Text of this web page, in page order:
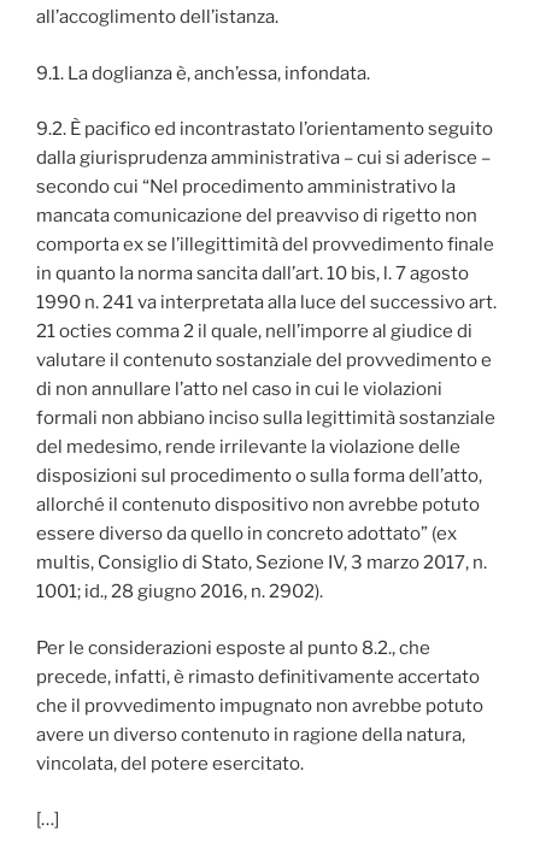
all’accoglimento dell’istanza.
9.1. La doglianza è, anch’essa, infondata.
9.2. È pacifico ed incontrastato l’orientamento seguito
dalla giurisprudenza amministrativa – cui si aderisce –
secondo cui “Nel procedimento amministrativo la
mancata comunicazione del preavviso di rigetto non
comporta ex se l’illegittimità del provvedimento finale
in quanto la norma sancita dall’art. 10 bis, l. 7 agosto
1990 n. 241 va interpretata alla luce del successivo art.
21 octies comma 2 il quale, nell’imporre al giudice di
valutare il contenuto sostanziale del provvedimento e
di non annullare l’atto nel caso in cui le violazioni
formali non abbiano inciso sulla legittimità sostanziale
del medesimo, rende irrilevante la violazione delle
disposizioni sul procedimento o sulla forma dell’atto,
allorché il contenuto dispositivo non avrebbe potuto
essere diverso da quello in concreto adottato” (ex
multis, Consiglio di Stato, Sezione IV, 3 marzo 2017, n.
1001; id., 28 giugno 2016, n. 2902).
Per le considerazioni esposte al punto 8.2., che
precede, infatti, è rimasto definitivamente accertato
che il provvedimento impugnato non avrebbe potuto
avere un diverso contenuto in ragione della natura,
vincolata, del potere esercitato.
[…]